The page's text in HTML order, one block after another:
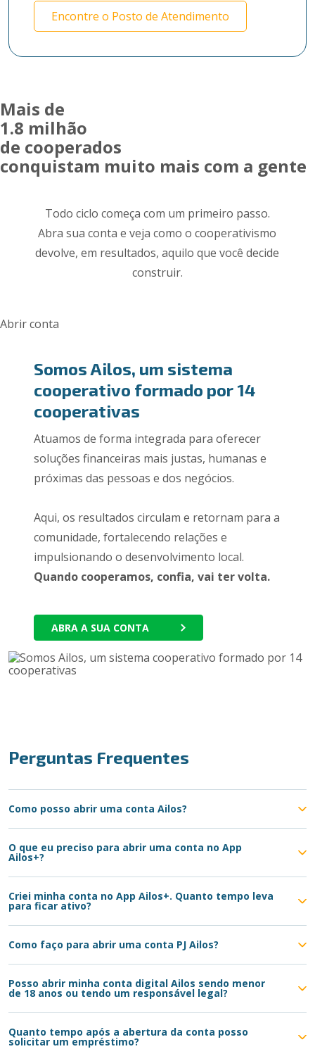
Encontre o Posto de Atendimento
Mais de
1.8 milhão
de cooperados
conquistam muito mais com a gente
Todo ciclo começa com um primeiro passo.
Abra sua conta e veja como o cooperativismo
devolve, em resultados, aquilo que você decide
construir.
Abrir conta
Somos Ailos, um sistema
cooperativo formado por 14
cooperativas
Atuamos de forma integrada para oferecer
soluções financeiras mais justas, humanas e
próximas das pessoas e dos negócios.
Aqui, os resultados circulam e retornam para a
comunidade, fortalecendo relações e
impulsionando o desenvolvimento local.
Quando cooperamos, confia, vai ter volta.
ABRA A SUA CONTA
Perguntas Frequentes
Como posso abrir uma conta Ailos?
O que eu preciso para abrir uma conta no App
Ailos+?
Criei minha conta no App Ailos+. Quanto tempo leva
para ficar ativo?
Como faço para abrir uma conta PJ Ailos?
Posso abrir minha conta digital Ailos sendo menor
de 18 anos ou tendo um responsável legal?
Quanto tempo após a abertura da conta posso
solicitar um empréstimo?